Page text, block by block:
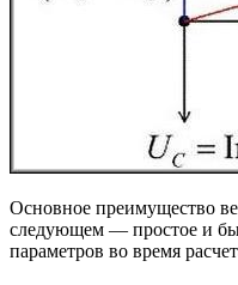
Основное преимущество
следующем — простое и
параметров во время